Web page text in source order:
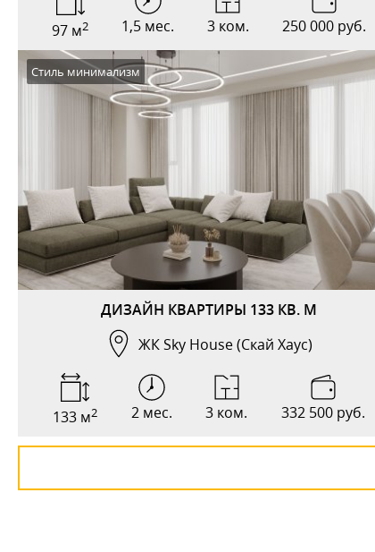
97 м2 1,5 мес. 3 ком. 250 000 руб.
ДИЗАЙН КВАРТИРЫ 133 КВ. М
ЖК Sky House (Скай Хаус)
Стиль минимализм
133 м2 2 мес. 3 ком. 332 500 руб.